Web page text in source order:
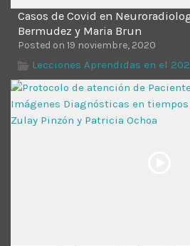
Casos de Covid en
Bermudez y Maria Brun
Posted on 19 noviembre, 2020
Lecciones Aprendidas en el